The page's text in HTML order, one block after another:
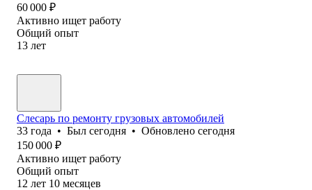
60 000 ₽
Активно ищет работу
Общий опыт
13 лет
Слесарь по ремонту грузовых автомобилей
33 года • Был сегодня • Обновлено сегодня
150 000 ₽
Активно ищет работу
Общий опыт
12 лет 10 месяцев